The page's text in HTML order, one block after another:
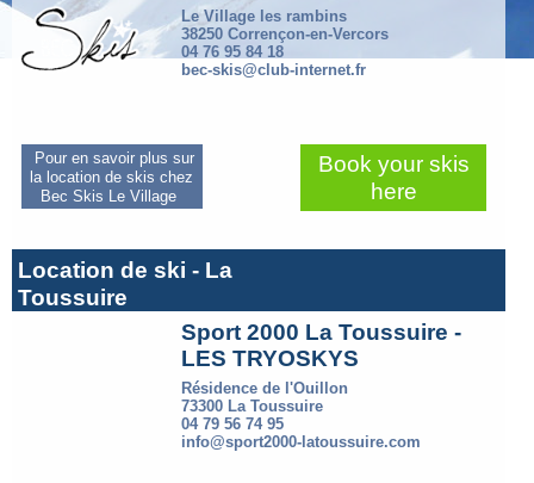
Le Village les rambins
38250 Corrençon-en-Vercors
04 76 95 84 18
bec-skis@club-internet.fr
Pour en savoir plus sur
la location de skis chez
Bec Skis Le Village
Book your skis
here
Location de ski - La
Toussuire
Sport 2000 La Toussuire -
LES TRYOSKYS
Résidence de l'Ouillon
73300 La Toussuire
04 79 56 74 95
info@sport2000-latoussuire.com